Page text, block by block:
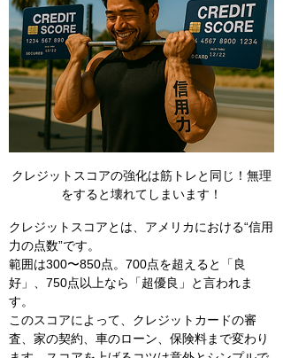
クレジットスコアの強化は筋トレと同じ！無理
をすると壊れてしまいます！
クレジットスコアとは、アメリカにおける“信用
力の点数”です。
範囲は300〜850点。700点を超えると「良
好」、750点以上なら「超優良」と言われま
す。
このスコアによって、クレジットカードの審
査、家の契約、車のローン、保険料まで変わり